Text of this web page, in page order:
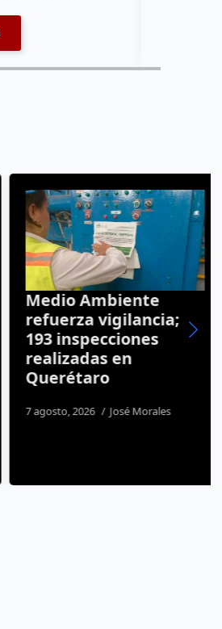
Medio Ambiente
refuerza vigilancia;
193 inspecciones
realizadas en
Querétaro
7 agosto, 2026 José Morales